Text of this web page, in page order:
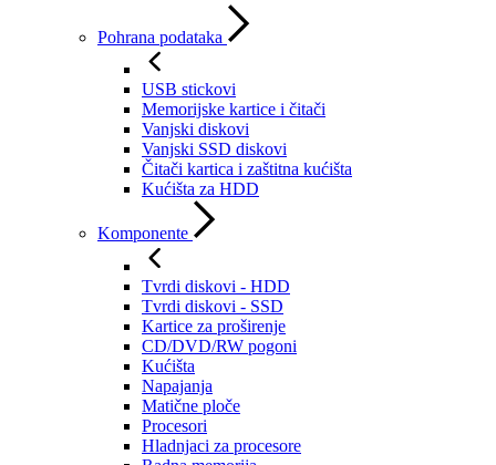
Pohrana podataka
USB stickovi
Memorijske kartice i čitači
Vanjski diskovi
Vanjski SSD diskovi
Čitači kartica i zaštitna kućišta
Kućišta za HDD
Komponente
Tvrdi diskovi - HDD
Tvrdi diskovi - SSD
Kartice za proširenje
CD/DVD/RW pogoni
Kućišta
Napajanja
Matične ploče
Procesori
Hladnjaci za procesore